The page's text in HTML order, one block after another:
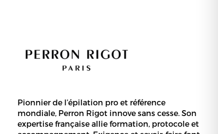
Pionnier de l’épilation pro et référence
mondiale, Perron Rigot innove sans cesse. Son
expertise française allie formation, protocole et